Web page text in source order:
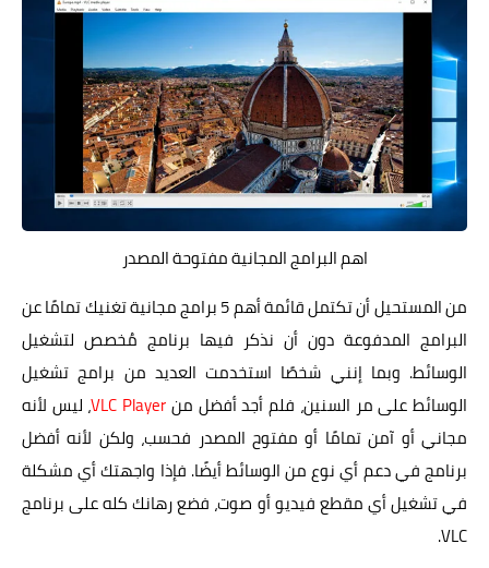
اهم البرامج المجانية مفتوحة المصدر
من المستحيل أن تكتمل قائمة أهم 5 برامج مجانية تغنيك تمامًا عن
البرامج المدفوعة دون أن نذكر فيها برنامج مُخصص لتشغيل
الوسائط. وبما إنني شخصًا استخدمت العديد من برامج تشغيل
الوسائط على مر السنين، فلم أجد أفضل منVLC Player، ليس لأنه
مجاني أو آمن تمامًا أو مفتوح المصدر فحسب، ولكن لأنه أفضل
برنامج في دعم أي نوع من الوسائط أيضًا. فإذا واجهتك أي مشكلة
في تشغيل أي مقطع فيديو أو صوت، فضع رهانك كله على برنامج
VLC.